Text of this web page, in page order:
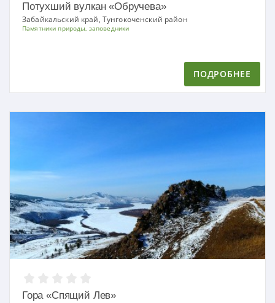
Потухший вулкан «Обручева»
Забайкальский край, Тунгокоченский район
Памятники природы, заповедники
ПОДРОБНЕЕ
Гора «Спящий Лев»